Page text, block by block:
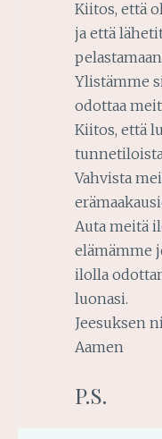
Kiitos, että
ja että
Ylistämme
odottaa
Kiitos, että
Vahvista
Auta meitä
elämämme
ilolla
luonasi.
Jeesuksen
Aamen
P.S.